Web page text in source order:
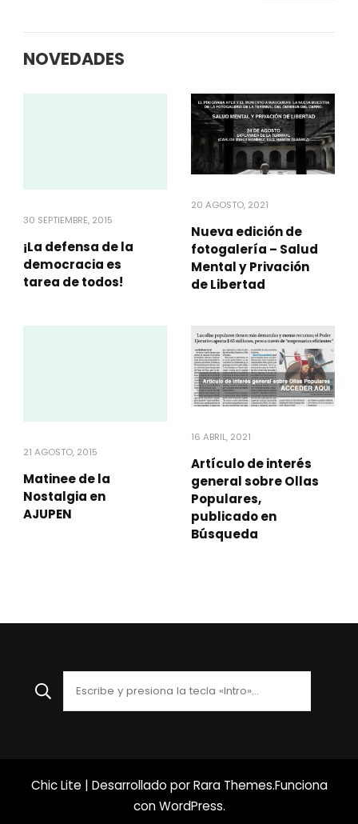
NOVEDADES
30 SEPTIEMBRE, 2015
¡La defensa de la
democracia es
tarea de todos!
20 AGOSTO, 2021
Nueva edición de
fotogalería – Salud
Mental y Privación
de Libertad
21 AGOSTO, 2015
Matinee de la
Nostalgia en
AJUPEN
16 ABRIL, 2021
Artículo de interés
general sobre Ollas
Populares,
publicado en
Búsqueda
Chic Lite | Desarrollado porRara Themes.Funciona
conWordPress.